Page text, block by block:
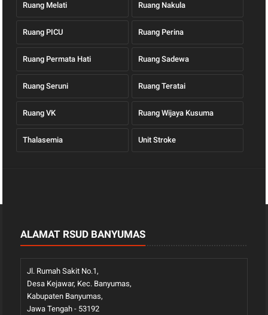
Ruang Melati Ruang Nakula
Ruang PICU Ruang Perina
Ruang Permata Hati Ruang Sadewa
Ruang Seruni Ruang Teratai
Ruang VK Ruang Wijaya Kusuma
Thalasemia Unit Stroke
ALAMAT RSUD BANYUMAS
Jl. Rumah Sakit No.1,
Desa Kejawar, Kec. Banyumas,
Kabupaten Banyumas,
Jawa Tengah - 53192